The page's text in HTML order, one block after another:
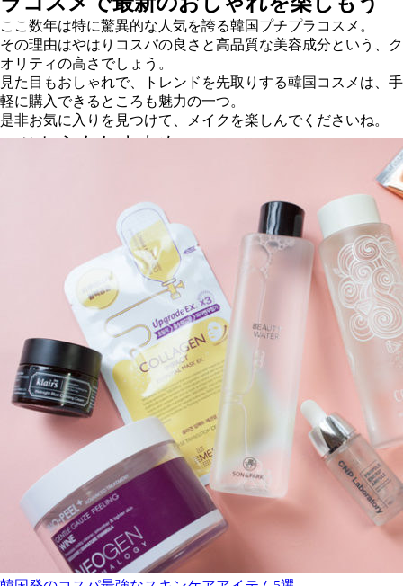
ここ数年は特に驚異的な人気を誇る韓国プチプラコスメ。
その理由はやはりコスパの良さと高品質な美容成分という、ク
オリティの高さでしょう。
見た目もおしゃれで、トレンドを先取りする韓国コスメは、手
軽に購入できるところも魅力の一つ。
是非お気に入りを見つけて、メイクを楽しんでくださいね。
▼こちらもおすすめ